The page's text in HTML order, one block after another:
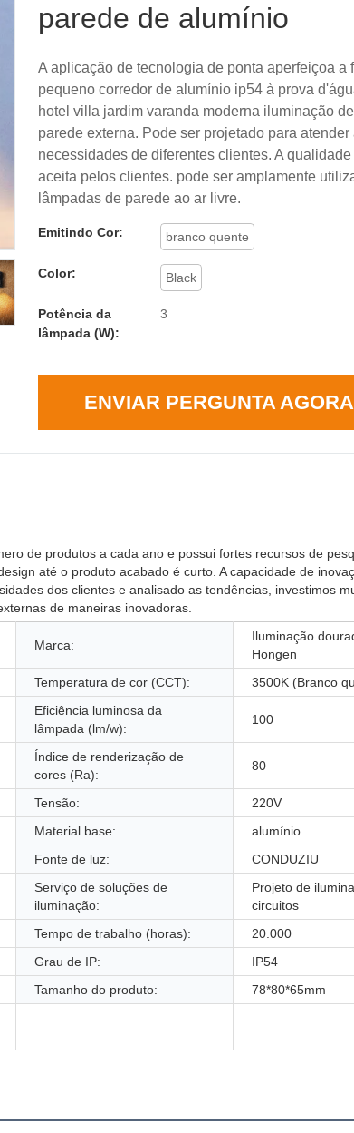
parede de alumínio
A aplicação de tecnologia de ponta aperfeiçoa a
pequeno corredor de alumínio ip54 à prova
hotel villa jardim varanda moderna iluminação
parede externa. Pode ser projetado para atender
necessidades de diferentes clientes. A
aceita pelos clientes. pode ser amplamente
lâmpadas de parede ao ar livre.
Emitindo Cor: branco quente
Color: Black
Potência da
lâmpada (W):
3
ENVIAR PERGUNTA AGORA
de produtos a cada ano e possui fortes recursos de
até o produto acabado é curto. A capacidade de
dos clientes e analisado as tendências, investimos
de maneiras inovadoras.
Marca:
Iluminação
Hongen
Temperatura de cor (CCT): 3500K (Branco
Eficiência luminosa da
lâmpada (lm/w):
100
Índice de renderização de
cores (Ra):
80
Tensão:
220V
Material base:
alumínio
Fonte de luz: CONDUZIU
Serviço de soluções de
iluminação:
Projeto de
circuitos
Tempo de trabalho (horas):
20.000
Grau de IP:
IP54
Tamanho do produto: 78*80*65mm